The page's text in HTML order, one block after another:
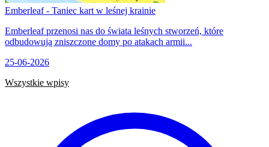
Emberleaf - Taniec kart w leśnej krainie
Emberleaf przenosi nas do świata leśnych stworzeń, które
odbudowują zniszczone domy po atakach armii...
25-06-2026
Wszystkie wpisy